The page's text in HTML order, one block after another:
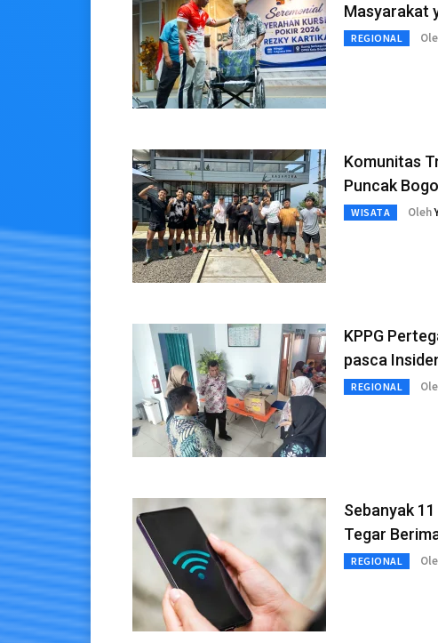
Masyarakat
REGIONAL
Komunitas
Puncak
WISATA Oleh
KPPG
pasca
REGIONAL
Sebanyak
Tegar
REGIONAL